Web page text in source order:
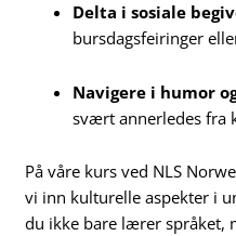
Delta i sosiale
bursdagsfeiringer
Navigere i humor
svært annerledes fra
På våre kurs ved NLS
vi inn kulturelle aspekter i
du ikke bare lærer språket,